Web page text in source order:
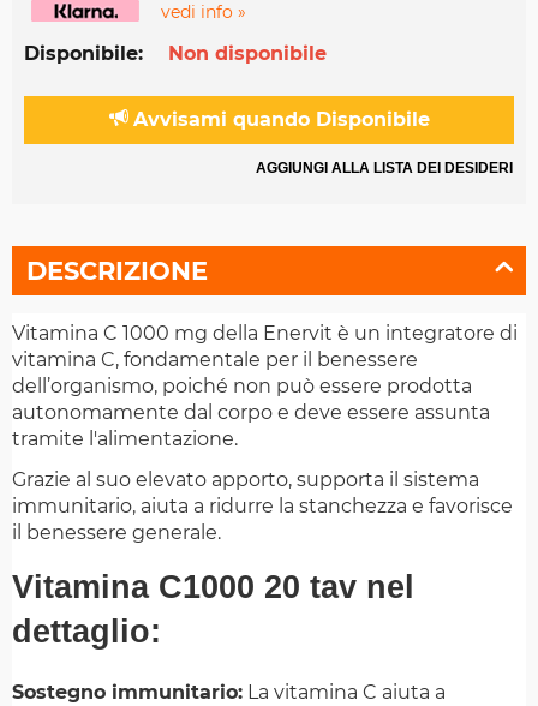
vedi info »
Disponibile: Non disponibile
Avvisami quando Disponibile
AGGIUNGI ALLA LISTA DEI DESIDERI
DESCRIZIONE
Vitamina C 1000 mg della Enervit è un integratore di
vitamina C, fondamentale per il benessere
dell’organismo, poiché non può essere prodotta
autonomamente dal corpo e deve essere assunta
tramite l'alimentazione.
Grazie al suo elevato apporto, supporta il sistema
immunitario, aiuta a ridurre la stanchezza e favorisce
il benessere generale.
Vitamina C1000 20 tav nel
dettaglio:
Sostegno immunitario: La vitamina C aiuta a